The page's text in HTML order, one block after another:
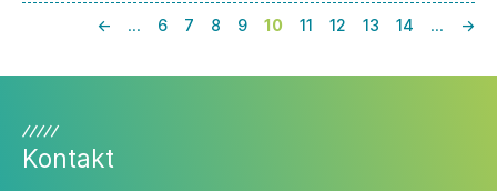
Uruguay dem Europäischen Parlament und
dem Rat vorgelegt. Obwohl alle
Interessengruppen ausführlich beraten
← … 6 7 8 9 10 11 12 13 14 … →
Kontakt